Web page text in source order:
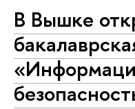
В Вышке